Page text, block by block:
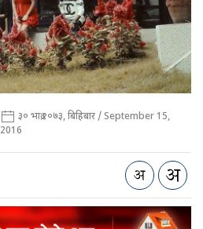
३० भाद्र २०७३, बिहिबार / September 15,
2016